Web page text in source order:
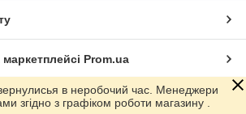
Prom.ua
в неробочий час. Менеджери
згідно з графіком роботи магазину .